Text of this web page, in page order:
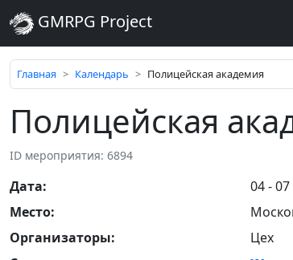
GMRPG Project
Главная Календарь Полицейская академия
Полицейская
ID мероприятия: 6894
Дата:
04 -
Место:
Организаторы:
Цех